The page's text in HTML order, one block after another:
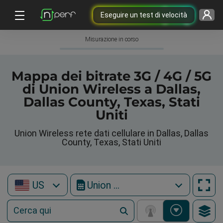
Eseguire un test di velocità
Misurazione in corso
Mappa dei bitrate 3G / 4G / 5G
di Union Wireless a Dallas,
Dallas County, Texas, Stati
Uniti
Union Wireless rete dati cellulare in Dallas, Dallas
County, Texas, Stati Uniti
US Union Wireless